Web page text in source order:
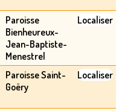
Paroisse
Bienheureux-
Jean-Baptiste-
Menestrel
Localiser
Paroisse Saint-
Goëry
Localiser